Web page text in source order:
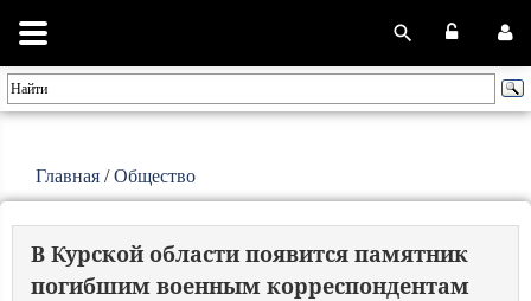
Главная /Общество
В Курской области появится памятник
погибшим военным корреспондентам